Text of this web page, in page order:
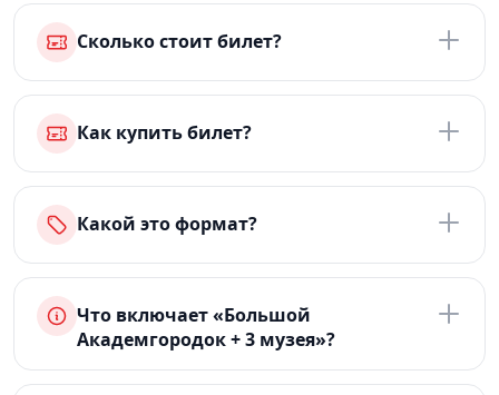
Сколько стоит билет?
Как купить билет?
Какой это формат?
Что включает «Большой
Академгородок + 3 музея»?